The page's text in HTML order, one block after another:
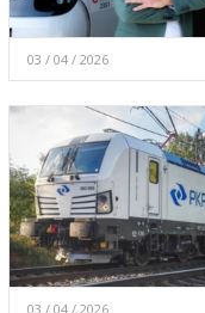
03 / 04 / 2026
03 / 04 / 2026